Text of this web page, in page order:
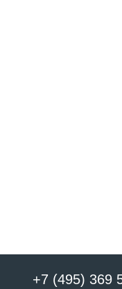
+7 (495) 369